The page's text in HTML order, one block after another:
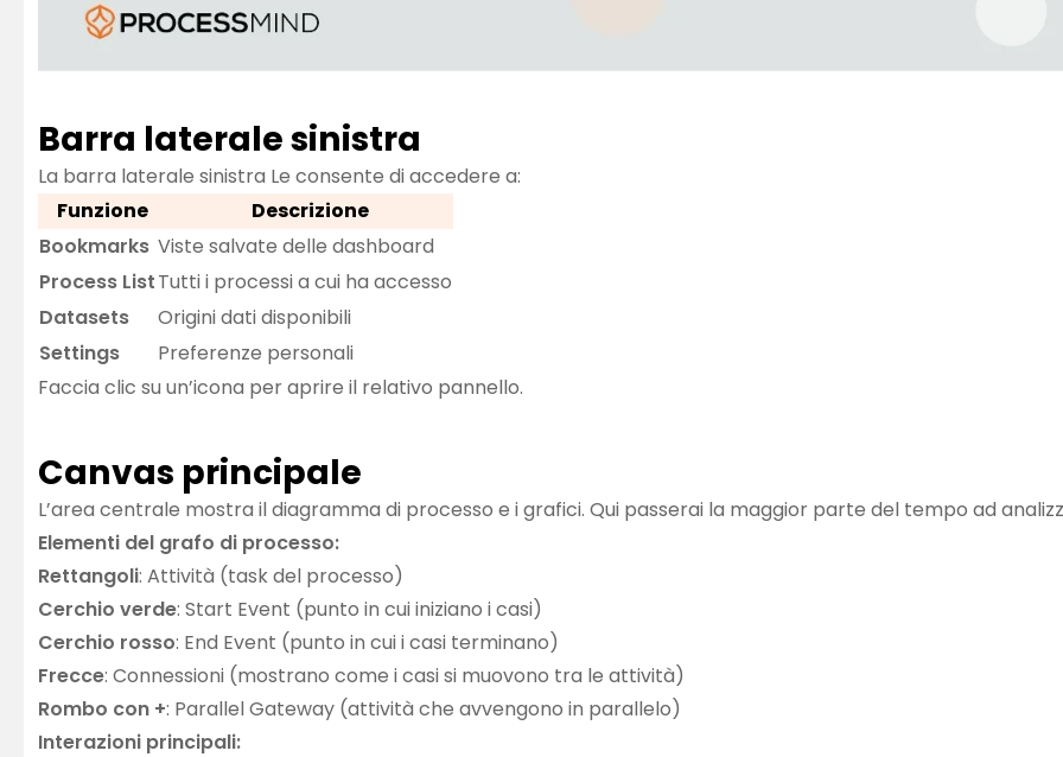
Barra laterale sinistra
La barra laterale sinistra Le consente di accedere a:
Funzione
Descrizione
Bookmarks Viste salvate delle dashboard
Process ListTutti i processi a cui ha accesso
Datasets
Origini dati disponibili
Settings
Preferenze personali
Faccia clic su un’icona per aprire il relativo pannello.
Canvas principale
L’area centrale mostra il diagramma di processo e i grafici. Qui passerai la maggior parte del tempo ad
Elementi del grafo di processo:
Rettangoli: Attività (task del processo)
Cerchio verde: Start Event (punto in cui iniziano i casi)
Cerchio rosso: End Event (punto in cui i casi terminano)
Frecce: Connessioni (mostrano come i casi si muovono tra le attività)
Rombo con +: Parallel Gateway (attività che avvengono in parallelo)
Interazioni principali: